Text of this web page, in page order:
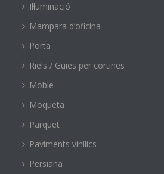
Il·luminació
Mampara d’oficina
Porta
Riels / Guies per cortines
Moble
Moqueta
Parquet
Paviments vinílics
Persiana